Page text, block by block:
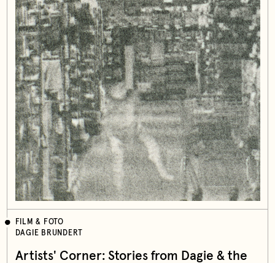
FILM & FOTO
DAGIE BRUNDERT
Artists' Corner: Stories from Dagie & the